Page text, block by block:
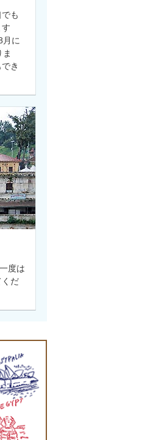
も
月に
き
度は
くだ